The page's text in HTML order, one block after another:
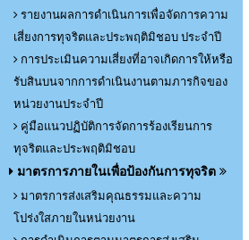
รายงานผลการดำเนินการเพื่อจัดการความ
เสี่ยงการทุจริตและประพฤติมิชอบ ประจำปี
การประเมินความเสี่ยงที่อาจเกิดการให้หรือ
รับสินบนจากการดำเนินงานตามภารกิจของ
หน่วยงานประจำปี
คู่มือแนวปฏิบัติการจัดการร้องเรียนการ
ทุจริตและประพฤติมิชอบ
มาตรการภายในเพื่อป้องกันการทุจริต
มาตรการส่งเสริมคุณธรรมและความ
โปร่งใสภายในหน่วยงาน